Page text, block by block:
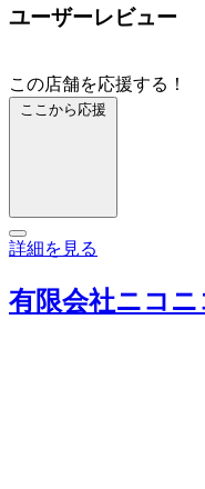
ユーザーレビュー
この店舗を応援する！
ここから応援
詳細を見る
有限会社ニコニ